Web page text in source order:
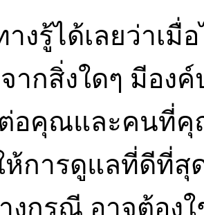
งรู้ได้เลยว่าเมื่
ากสิ่งใดๆ มีอง
อคุณและคนที่คุ
ห้การดูแลที่ดีที่สุ
งกรณี อาจต้อง